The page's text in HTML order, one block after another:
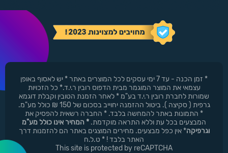
* זמן הכנה - עד 7 ימי עסקים לכל המוצרים באתר * יש לאסוף באופן
עצמאי את המוצר המוגמר מבית הדפוס רובין ר.י.ד.* כל הזכויות
שמורות לחברת רובין ר.י.ד בע"מ * לאחר הזמנת הטובין וקבלת דוגמא
גרפית ( סקיצה ). ביטול ההזמנה יחוייב בסכום של 150 ₪ כולל מע"מ.
* התמונות באתר להמחשה בלבד. * החברה רשאית להפסיק את
המבצעים בכל עת וללא התראה מוקדמת. * המחיר אינו כולל מע"מ
וגרפיקה* אין כפל מבצעים. מחירים המוצגים באתר הם להזמנות דרך
האתר בלבד ! * ט.ל.ח
This site is protected by reCAPTCHA